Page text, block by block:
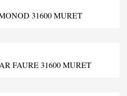
31600 MURET
FAURE 31600 MURET